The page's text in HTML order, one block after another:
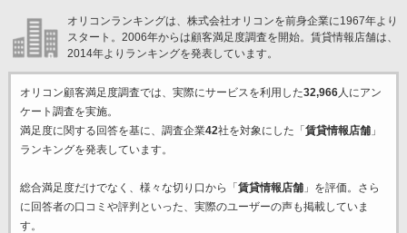
オリコンランキングは、株式会社オリコンを前身企業に1967年より
スタート。2006年からは顧客満足度調査を開始。賃貸情報店舗は、
2014年よりランキングを発表しています。
オリコン顧客満足度調査では、実際にサービスを利用した32,966人にアン
ケート調査を実施。
満足度に関する回答を基に、調査企業42社を対象にした「 賃貸情報店舗」
ランキングを発表しています。
総合満足度だけでなく、様々な切り口から「 賃貸情報店舗」を評価。さら
に回答者の口コミや評判といった、実際のユーザーの声も掲載していま
す。